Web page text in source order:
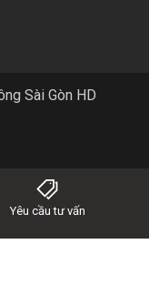
Yêu cầu tư vấn
Sài Gòn HD